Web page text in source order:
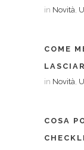
in Novità,
COME
in Novità,
COSA